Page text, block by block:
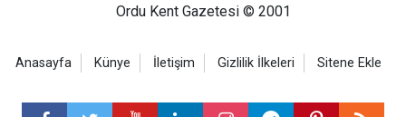
Ordu Kent Gazetesi © 2001
Anasayfa Künye İletişim Gizlilik İlkeleri Sitene Ekle